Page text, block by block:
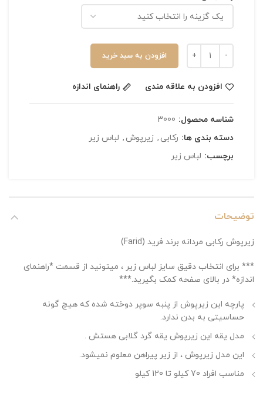
افزودن به سبد خرید
افزودن به علاقه مندی راهنمای اندازه
شناسه محصول: 3000
دسته بندی ها: رکابی , زیرپوش , لباس زیر
برچسب: لباس زیر
توضیحات
زیرپوش رکابی مردانه برند فرید (Farid)
*** برای انتخاب دقیق سایز لباس زیر ، میتونید از قسمت *راهنمای
اندازه* در بالای صفحه کمک بگیرید.***
پارچه این زیرپوش از پنبه سوپر دوخته شده که هیچ گونه
حساسیتی به بدن ندارد.
مدل یقه این زیرپوش یقه گرد گلابی هستش .
این مدل زیرپوش ، از زیر پیراهن معلوم نمیشود.
مناسب افراد 70 کیلو تا 120 کیلو